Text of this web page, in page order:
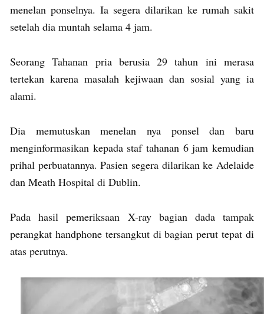
menelan ponselnya. Ia segera dilarikan ke rumah sakit
setelah dia muntah selama 4 jam.
Seorang Tahanan pria berusia 29 tahun ini merasa
tertekan karena masalah kejiwaan dan sosial yang ia
alami.
Dia memutuskan menelan nya ponsel dan baru
menginformasikan kepada staf tahanan 6 jam kemudian
prihal perbuatannya. Pasien segera dilarikan ke Adelaide
dan Meath Hospital di Dublin.
Pada hasil pemeriksaan X-ray bagian dada tampak
perangkat handphone tersangkut di bagian perut tepat di
atas perutnya.